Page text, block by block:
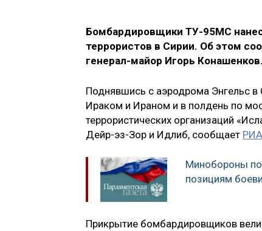
Бомбардировщики ТУ-95МС
террористов в Сирии. Об этом
генерал-майор Игорь Конашенков.
Поднявшись с аэродрома Энгельс
Ираком и Ираном и в полдень по
террористических организаций
Дейр-эз-Зор и Идлиб, сообщает
Минобороны
позициям
Прикрытие бомбардировщиков